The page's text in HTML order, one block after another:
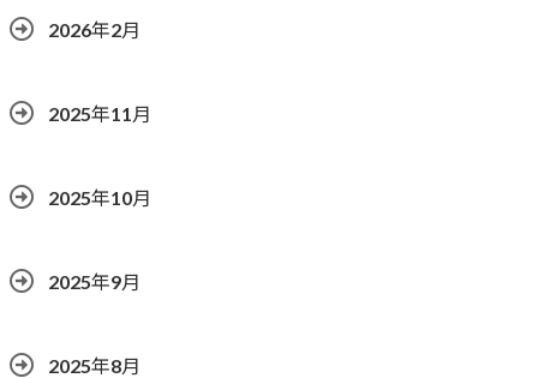
2026年2月
2025年11月
2025年10月
2025年9月
2025年8月